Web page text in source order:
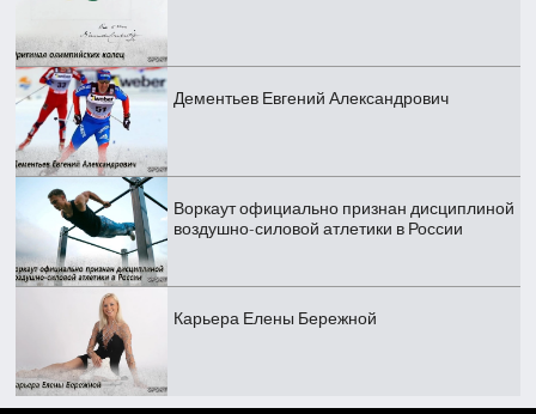
Дементьев Евгений Александрович
Воркаут официально признан дисциплиной
воздушно-силовой атлетики в России
Карьера Елены Бережной